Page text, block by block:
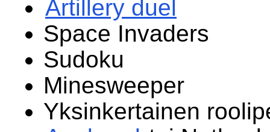
Artillery duel
Space Invaders
Sudoku
Minesweeper
Yksinkertainen